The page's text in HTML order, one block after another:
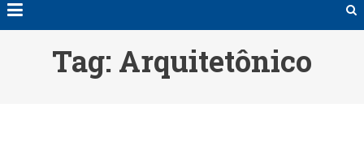
Tag: Arquitetônico